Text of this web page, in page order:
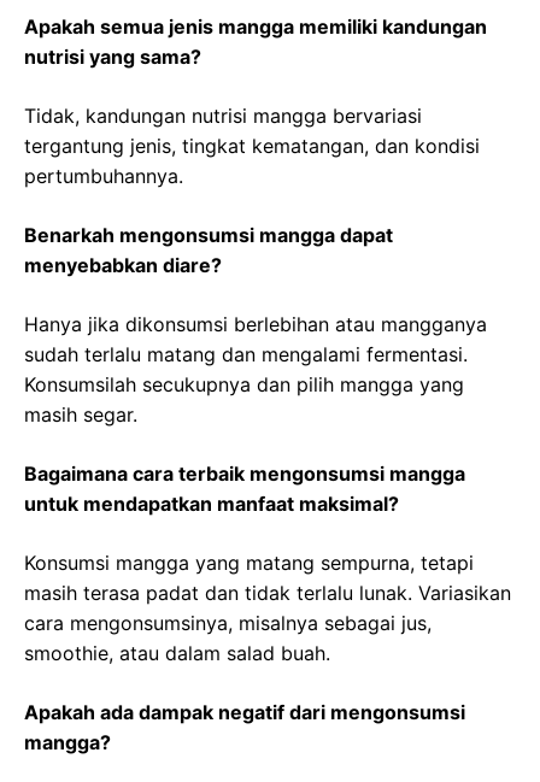
Apakah semua jenis mangga memiliki kandungan
nutrisi yang sama?
Tidak, kandungan nutrisi mangga bervariasi
tergantung jenis, tingkat kematangan, dan kondisi
pertumbuhannya.
Benarkah mengonsumsi mangga dapat
menyebabkan diare?
Hanya jika dikonsumsi berlebihan atau mangganya
sudah terlalu matang dan mengalami fermentasi.
Konsumsilah secukupnya dan pilih mangga yang
masih segar.
Bagaimana cara terbaik mengonsumsi mangga
untuk mendapatkan manfaat maksimal?
Konsumsi mangga yang matang sempurna, tetapi
masih terasa padat dan tidak terlalu lunak. Variasikan
cara mengonsumsinya, misalnya sebagai jus,
smoothie, atau dalam salad buah.
Apakah ada dampak negatif dari mengonsumsi
mangga?